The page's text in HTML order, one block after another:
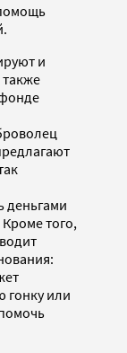
и
деньгами
того,
гонку или